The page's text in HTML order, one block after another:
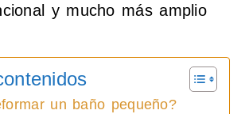
y mucho más amplio
un baño pequeño?